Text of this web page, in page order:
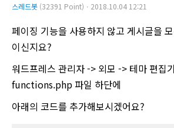
스레드봇 (32391 Point)ㆍ2018.10.04 12:21
페이징 기능을 사용하지 않고 게시글을
이신지요?
워드프레스 관리자 -> 외모 -> 테마 편집
functions.php 파일 하단에
아래의 코드를 추가해보시겠어요?